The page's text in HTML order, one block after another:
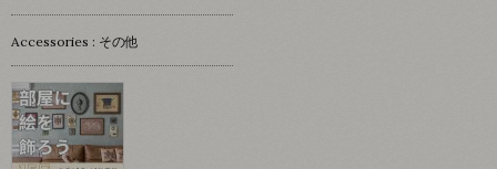
Accessories : その他